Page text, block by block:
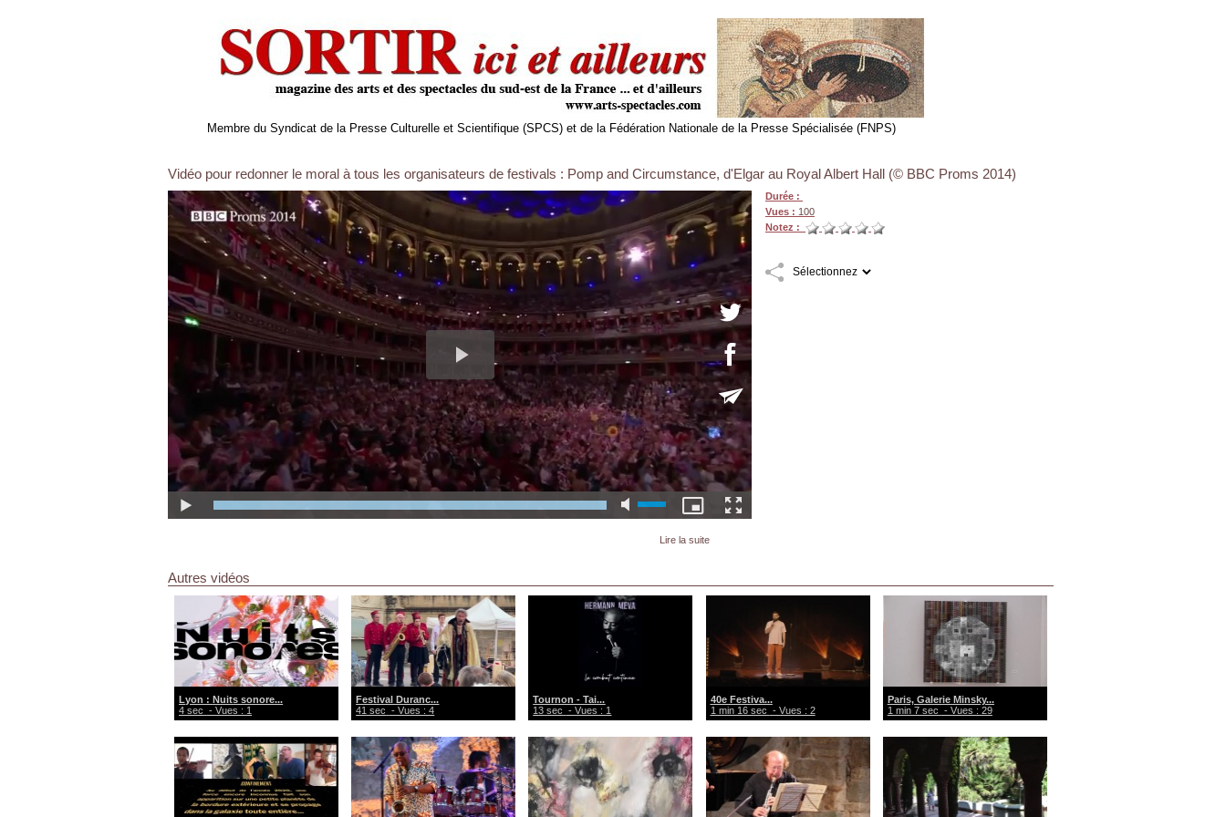
Membre du Syndicat de la Presse Culturelle et Scientifique (SPCS) et de la Fédération Nationale de la Presse Spécialisée (FNPS)
Vidéo pour redonner le moral à tous les organisateurs de festivals : Pomp and Circumstance, d'Elgar au Royal Albert Hall (© BBC Proms 2014)
Durée :
Vues : 100
Notez :
Lire la suite
Autres vidéos
Lyon : Nuits sonore...
4 sec - Vues : 1
Festival Duranc...
41 sec - Vues : 4
Tournon - Tai...
13 sec - Vues : 1
40e Festiva...
1 min 16 sec - Vues : 2
Paris, Galerie Minsky...
1 min 7 sec - Vues : 29